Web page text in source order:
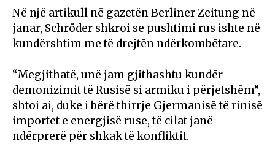
Në një artikull në gazetën Berliner Zeitung në
janar, Schröder shkroi se pushtimi rus ishte në
kundërshtim me të drejtën ndërkombëtare.
“Megjithatë, unë jam gjithashtu kundër
demonizimit të Rusisë si armiku i përjetshëm”,
shtoi ai, duke i bërë thirrje Gjermanisë të rinisë
importet e energjisë ruse, të cilat janë
ndërprerë për shkak të konfliktit.